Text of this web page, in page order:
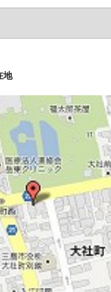
地